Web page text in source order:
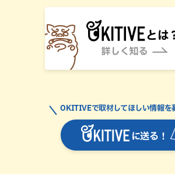
に送る！
OKITIVEで取材してほしい情報を